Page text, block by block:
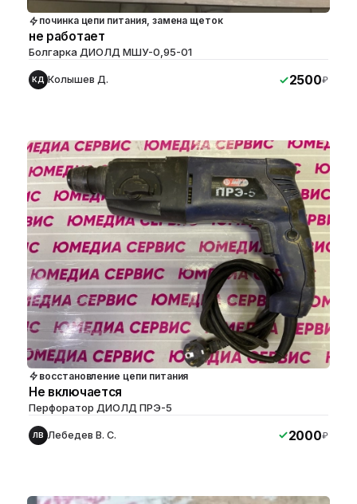
починка цепи питания, замена щеток
не работает
Болгарка ДИОЛД МШУ-0,95-01
КД Колышев Д. 2500₽
восстановление цепи питания
Не включается
Перфоратор ДИОЛД ПРЭ-5
ЛВ Лебедев В. С. 2000₽